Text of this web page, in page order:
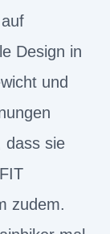
Design in
und
dass sie
zudem.